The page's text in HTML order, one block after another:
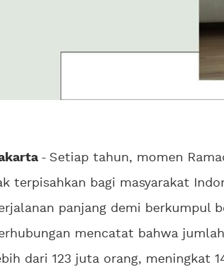
- Setiap tahun, momen
terpisahkan bagi masyarakat
panjang demi berkumpul
mencatat bahwa
dari 123 juta orang, meningkat